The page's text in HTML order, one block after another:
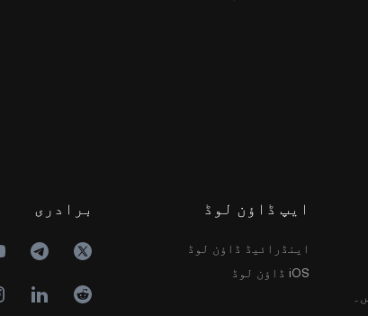
ایپ ڈاؤن لوڈ
اینڈرائیڈ ڈاؤن لوڈ
iOS ڈاؤن لوڈ
برادری